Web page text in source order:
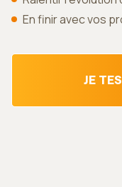
En finir avec vos
JE